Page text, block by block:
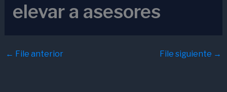
elevar a asesores
← File anterior File siguiente →